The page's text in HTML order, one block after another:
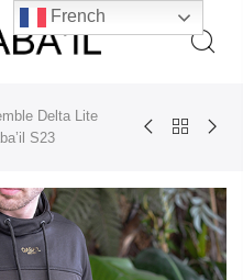
Delta Lite
S23
French